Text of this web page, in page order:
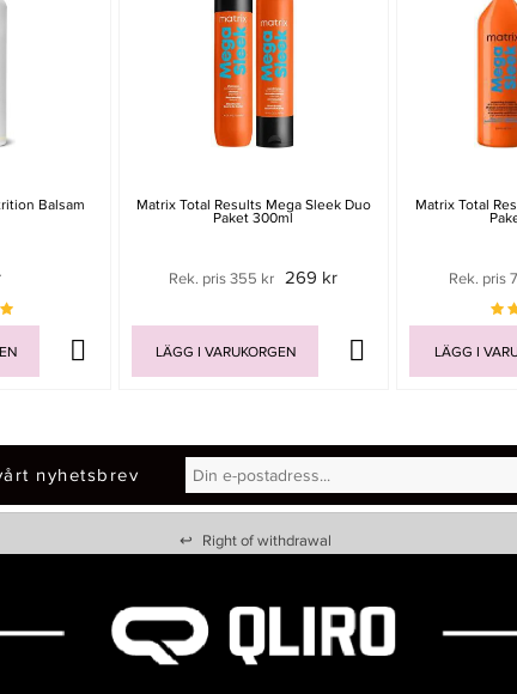
Balsam Matrix Total Results Mega Sleek Duo
Paket 300ml
Rek. pris 355 kr 269 kr
LÄGG I VARUKORGEN
Matrix Total
Rek. pris
LÄGG I
nyhetsbrev
↩ Right of withdrawal